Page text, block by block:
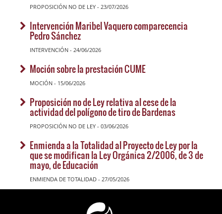
PROPOSICIÓN NO DE LEY - 23/07/2026
Intervención Maribel Vaquero comparecencia
Pedro Sánchez
INTERVENCIÓN - 24/06/2026
Moción sobre la prestación CUME
MOCIÓN - 15/06/2026
Proposición no de Ley relativa al cese de la
actividad del polígono de tiro de Bardenas
PROPOSICIÓN NO DE LEY - 03/06/2026
Enmienda a la Totalidad al Proyecto de Ley por la
que se modifican la Ley Orgánica 2/2006, de 3 de
mayo, de Educación
ENMIENDA DE TOTALIDAD - 27/05/2026